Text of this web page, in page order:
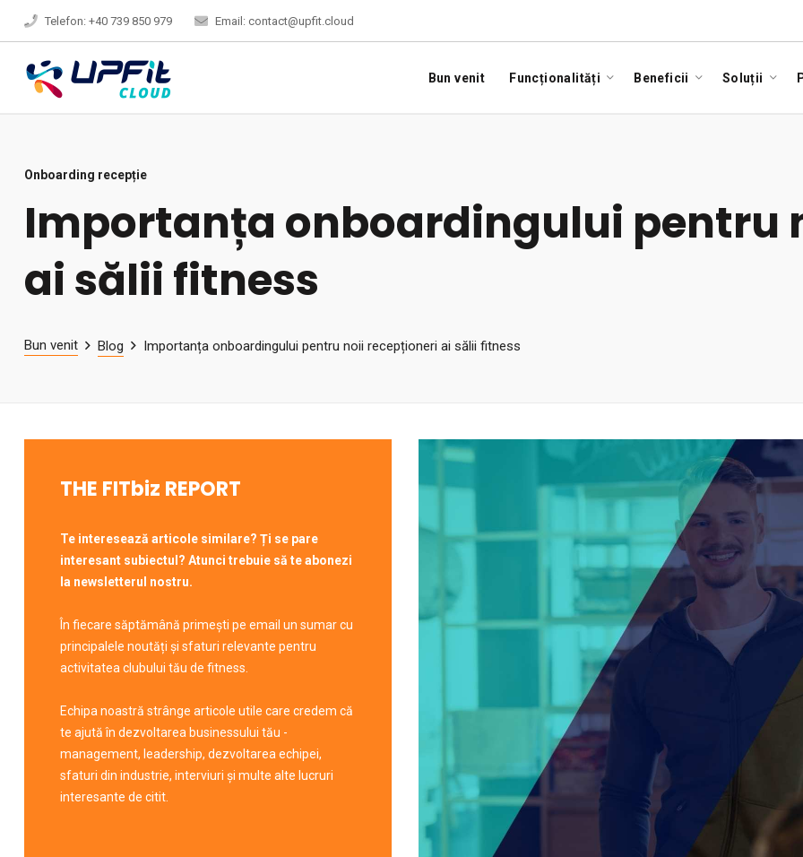
Telefon: +40 739 850 979 Email: contact@upfit.cloud
Bun venit Funcționalități Beneficii Soluții
Onboarding recepție
Importanța onboardingului pentru
ai sălii fitness
Bun venit Blog Importanța onboardingului pentru noii recepționeri ai sălii fitness
THE FITbiz REPORT
Te interesează articole similare? Ți se pare
interesant subiectul? Atunci trebuie să te abonezi
la newsletterul nostru.
În fiecare săptămână primești pe email un sumar cu
principalele noutăți și sfaturi relevante pentru
activitatea clubului tău de fitness.
Echipa noastră strânge articole utile care credem că
te ajută în dezvoltarea businessului tău -
management, leadership, dezvoltarea echipei,
sfaturi din industrie, interviuri și multe alte lucruri
interesante de citit.